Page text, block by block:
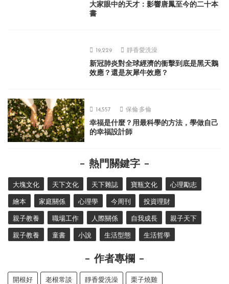
大家眼中的天才：影響唐鳳至今的二十本
書
19,229 靜香愛洗澡
新冠肺炎對全球經濟的衝擊到底是黑天鵝
效應？還是灰犀牛效應？
14,557 保倫·多倫
幸福是什麼？用最科學的方法，學做自己
的幸福設計師
熱門關鍵字
大塊文化 天下文化 天下雜誌 寶瓶文化 心理勵志
繪本 家庭關係 心理學 今周刊 投資理財
親子教養 職場工作 人際關係 自我成長 親子天下
親子教養 童書 小說 生活型態 生活哲學
作者專欄
開根好 老根常談 靜香愛洗澡 栗子燒雞